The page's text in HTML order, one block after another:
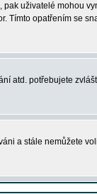
uživatelé mohou
Tímto opatřením se
atd. potřebujete
a stále nemůžete